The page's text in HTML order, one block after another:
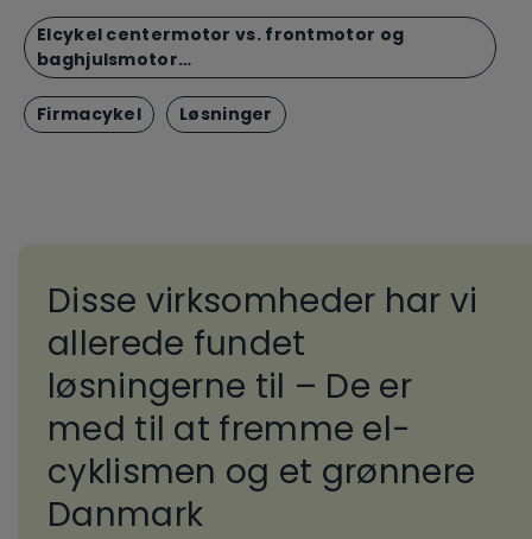
Elcykel centermotor vs. frontmotor og
baghjulsmotor…
Firmacykel Løsninger
Disse virksomheder har vi
allerede fundet
løsningerne til – De er
med til at fremme el-
cyklismen og et grønnere
Danmark